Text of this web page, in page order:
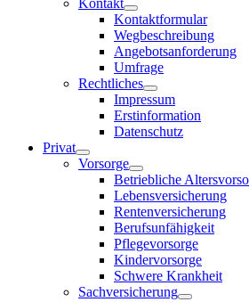
Kontakt
Kontaktformular
Wegbeschreibung
Angebotsanforderung
Umfrage
Rechtliches
Impressum
Erstinformation
Datenschutz
Privat
Vorsorge
Betriebliche
Lebensversicherung
Rentenversicherung
Berufsunfähigkeit
Pflegevorsorge
Kindervorsorge
Schwere Krankheit
Sachversicherung